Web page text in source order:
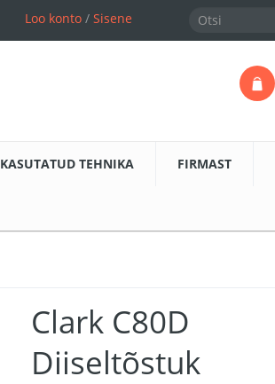
Loo konto/ Sisene
KASUTATUD TEHNIKA FIRMAST
Clark C80D
Diiseltõstuk